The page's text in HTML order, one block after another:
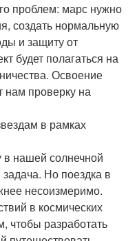
проблем: марс нужно
создать нормальную
и защиту от
будет полагаться на
Освоение
нам проверку на
в рамках
в нашей солнечной
Но поездка в
несоизмеримо.
в космических
чтобы разработать